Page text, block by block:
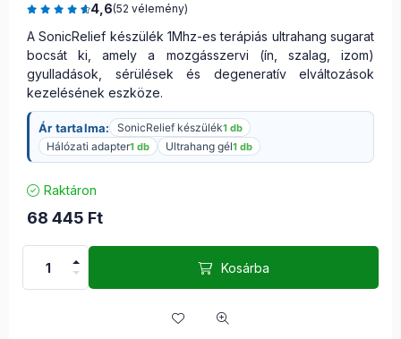
4,6(52 vélemény)
A SonicRelief készülék 1Mhz-es terápiás ultrahang sugarat
bocsát ki, amely a mozgásszervi (ín, szalag, izom)
gyulladások, sérülések és degeneratív elváltozások
kezelésének eszköze.
Ár tartalma: SonicRelief készülék1 db
Hálózati adapter1 db Ultrahang gél1 db
Raktáron
68 445 Ft
Kosárba